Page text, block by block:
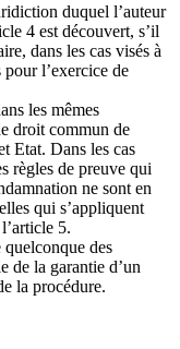
duquel l’auteur
4 est découvert, s’il
dans les cas visés à
pour l’exercice de
les mêmes
droit commun de
Etat. Dans les cas
règles de preuve qui
ne sont en
qui s’appliquent
5.
des
de la garantie d’un
la procédure.